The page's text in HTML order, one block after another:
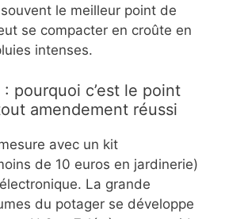
le meilleur point de
se compacter en croûte en
intenses.
pourquoi c’est le point
amendement réussi
avec un kit
de 10 euros en jardinerie)
La grande
du potager se développe